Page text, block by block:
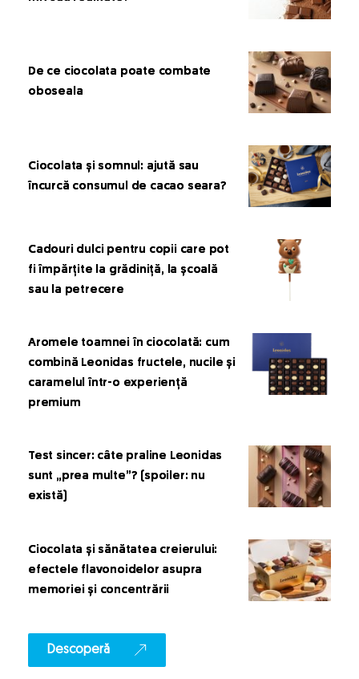
De ce ciocolata poate combate
oboseala
Ciocolata și somnul: ajută sau
încurcă consumul de cacao seara?
Cadouri dulci pentru copii care pot
fi împărțite la grădiniță, la școală
sau la petrecere
Aromele toamnei în ciocolată: cum
combină Leonidas fructele, nucile și
caramelul într-o experiență
premium
Test sincer: câte praline Leonidas
sunt „prea multe”? (spoiler: nu
există)
Ciocolata și sănătatea creierului:
efectele flavonoidelor asupra
memoriei și concentrării
Descoperă